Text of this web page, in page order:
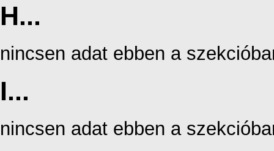
H...
nincsen adat ebben a
I...
nincsen adat ebben a